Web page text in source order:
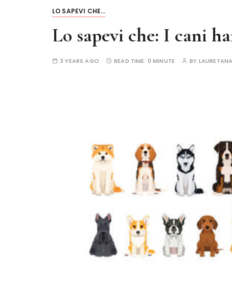
LO SAPEVI CHE...
Lo sapevi che: I cani
3 YEARS AGO READ TIME: 0 MINUTE BY LAURETANA